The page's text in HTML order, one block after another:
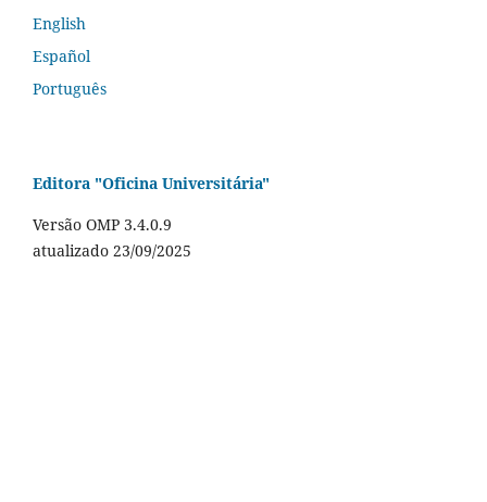
English
Español
Português
Editora "Oficina Universitária"
Versão OMP 3.4.0.9
atualizado 23/09/2025